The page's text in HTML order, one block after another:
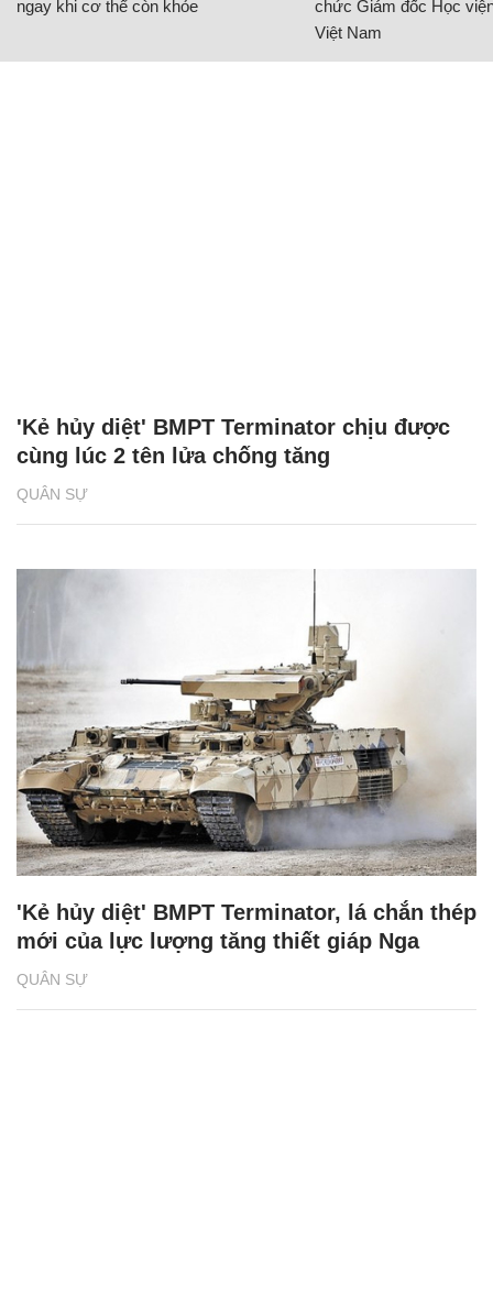
ngay khi cơ thể còn khỏe
chức Giám đốc Học
Việt Nam
QUÂN SỰ
'Kẻ hủy diệt' BMPT Terminator chịu được
cùng lúc 2 tên lửa chống tăng
QUÂN SỰ
'Kẻ hủy diệt' BMPT Terminator, lá chắn thép
mới của lực lượng tăng thiết giáp Nga